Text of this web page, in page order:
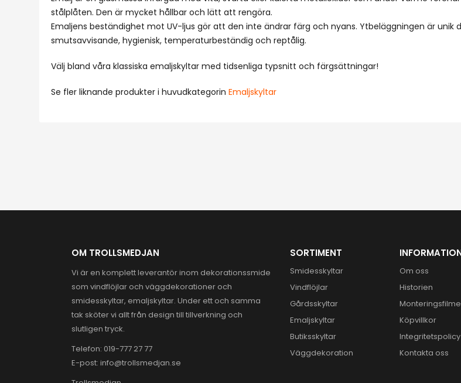
stålplåten. Den är mycket hållbar och lätt att rengöra.
Emaljens beständighet mot UV-ljus gör att den inte ändrar färg och nyans. Ytbeläggningen är unik
smutsavvisande, hygienisk, temperaturbeständig och reptålig.
Välj bland våra klassiska emaljskyltar med tidsenliga typsnitt och färgsättningar!
Se fler liknande produkter i huvudkategorin Emaljskyltar
OM TROLLSMEDJAN
Vi är en komplett leverantör inom dekorationssmide
som vindflöjlar och väggdekorationer och
smidesskyltar, emaljskyltar. Under ett och samma
tak sköter vi allt från design till tillverkning och
slutligen tryck.
Telefon: 019-777 27 77
E-post: info@trollsmedjan.se
SORTIMENT
Smidesskyltar
Vindflöjlar
Gårdsskyltar
Emaljskyltar
Butiksskyltar
Väggdekoration
Om oss
Historien
Köpvillkor
Integritetspolicy
Kontakta oss